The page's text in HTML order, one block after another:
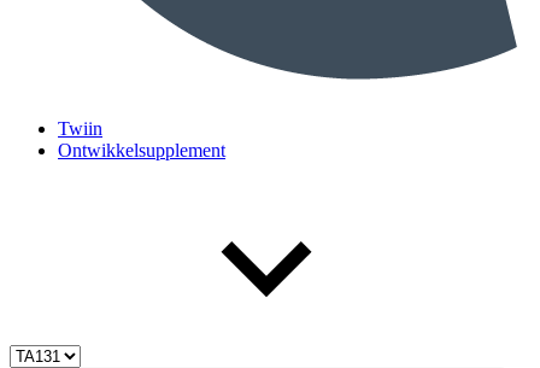
Twiin
Ontwikkelsupplement